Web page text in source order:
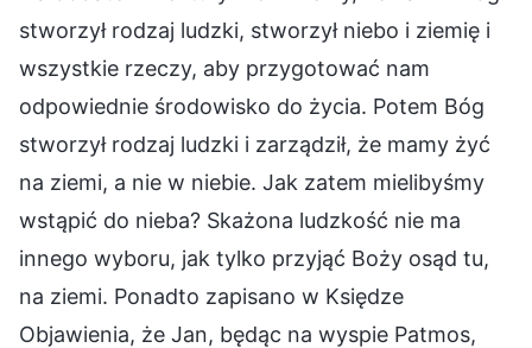
stworzył rodzaj ludzki, stworzył niebo i ziemię i
wszystkie rzeczy, aby przygotować nam
odpowiednie środowisko do życia. Potem Bóg
stworzył rodzaj ludzki i zarządził, że mamy żyć
na ziemi, a nie w niebie. Jak zatem mielibyśmy
wstąpić do nieba? Skażona ludzkość nie ma
innego wyboru, jak tylko przyjąć Boży osąd tu,
na ziemi. Ponadto zapisano w Księdze
Objawienia, że Jan, będąc na wyspie Patmos,